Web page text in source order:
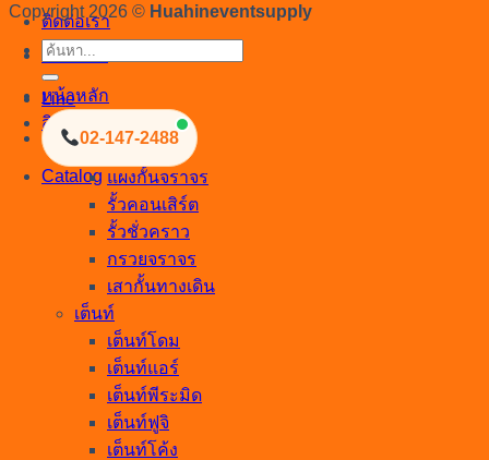
ติดต่อเรา
บทความ
Line
02-147-2488
Catalog
Copyright 2026 © Huahineventsupply
ค้นหา:
หน้าหลัก
สินค้าทั้งหมด
อุปกรณ์กั้นเขต
แผงกั้นจราจร
รั้วคอนเสิร์ต
รั้วชั่วคราว
กรวยจราจร
เสากั้นทางเดิน
เต็นท์
เต็นท์โดม
เต็นท์แอร์
เต็นท์พีระมิด
เต็นท์ฟูจิ
เต็นท์โค้ง